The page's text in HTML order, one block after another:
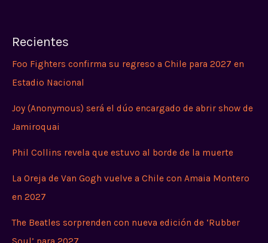
Recientes
Foo Fighters confirma su regreso a Chile para 2027 en
Estadio Nacional
Joy (Anonymous) será el dúo encargado de abrir show de
Jamiroquai
Phil Collins revela que estuvo al borde de la muerte
La Oreja de Van Gogh vuelve a Chile con Amaia Montero
en 2027
The Beatles sorprenden con nueva edición de ‘Rubber